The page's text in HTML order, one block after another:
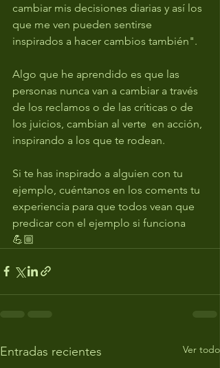
cambiar mis decisiones diarias y así los
que me ven pueden sentirse
inspirados a hacer cambios también".
Algo que he aprendido es que las
personas nunca van a cambiar a través
de los reclamos o de las críticas o de
los juicios, cambian al verte  en acción,
inspirando a los que te rodean.
Si te has inspirado a alguien con tu
ejemplo, cuéntanos en los coments tu
experiencia para que todos vean que
predicar con el ejemplo si funciona
💪🏼
Entradas recientes Ver todo